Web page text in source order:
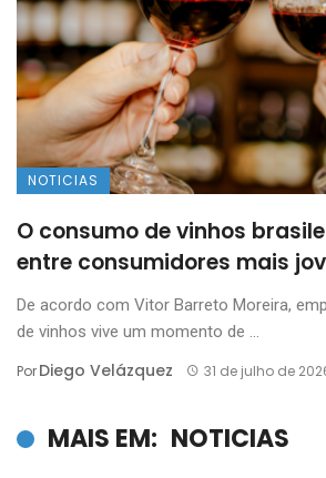
NOTICIAS
O consumo de vinhos
entre consumidores mais
De acordo com Vitor Barreto Moreira,
de vinhos vive um momento de ...
PorDiego Velázquez 31 de julho de
MAIS EM: NOTICIAS